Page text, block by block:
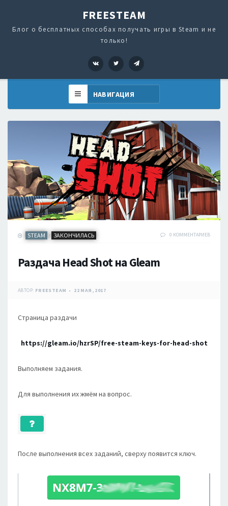
FREESTEAM
Блог о бесплатных способах получать игры в Steam и не
только!
VK Twitter
STEAM / ЗАКОНЧИЛАСЬ 0 КОММЕНТАРИЕВ
Раздача Head Shot на Gleam
АВТОР: FREESTEAM 22 МАЯ, 2017
Страница раздачи
https://gleam.io/hzrSP/free-steam-keys-for-head-shot
Выполняем задания.
Для выполнения их жмём на вопрос.
После выполнения всех заданий, сверху появится ключ.